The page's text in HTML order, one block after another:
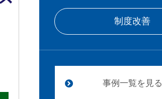
制度改善
事例一覧を見る